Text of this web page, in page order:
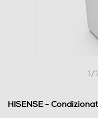
1/
HISENSE -